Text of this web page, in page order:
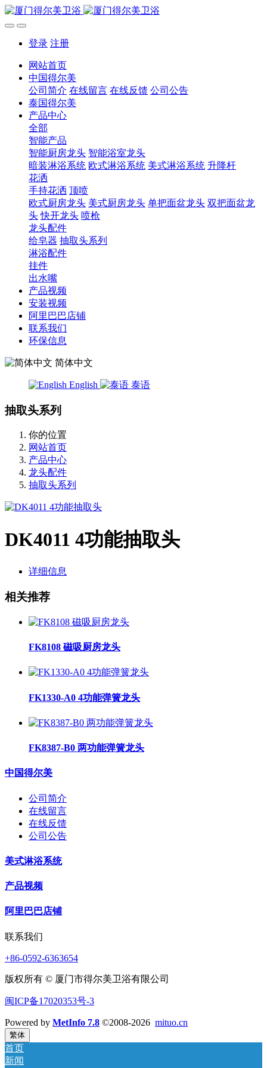
登录 注册
网站首页
中国得尔美
公司简介 在线留言 在线反馈 公司公告
泰国得尔美
产品中心
全部
智能产品
智能厨房龙头 智能浴室龙头
暗装淋浴系统 欧式淋浴系统 美式淋浴系统 升降杆
花洒
手持花洒 顶喷
欧式厨房龙头 美式厨房龙头 单把面盆龙头 双把面盆龙
头 快开龙头 喷枪
龙头配件
给皂器 抽取头系列
淋浴配件
挂件
出水嘴
产品视频
安装视频
阿里巴巴店铺
联系我们
环保信息
简体中文
English 泰语
抽取头系列
你的位置
网站首页
产品中心
龙头配件
抽取头系列
DK4011 4功能抽取头
详细信息
相关推荐
FK8108 磁吸厨房龙头
FK1330-A0 4功能弹簧龙头
FK8387-B0 两功能弹簧龙头
中国得尔美
公司简介
在线留言
在线反馈
公司公告
美式淋浴系统
产品视频
阿里巴巴店铺
联系我们
+86-0592-6363654
版权所有 © 厦门市得尔美卫浴有限公司
闽ICP备17020353号-3
Powered by MetInfo 7.8 ©2008-2026 mituo.cn
繁体
首页
新闻